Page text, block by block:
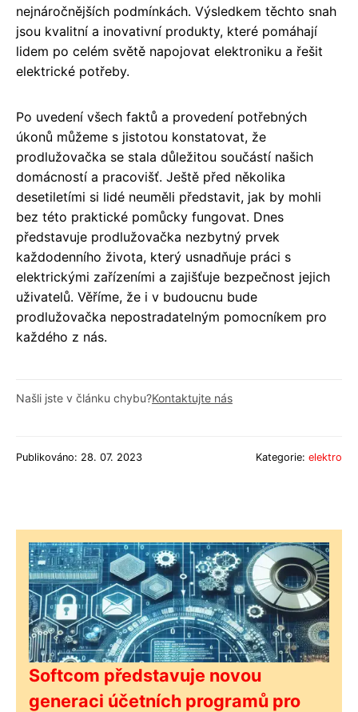
nejnáročnějších podmínkách. Výsledkem těchto snah
jsou kvalitní a inovativní produkty, které pomáhají
lidem po celém světě napojovat elektroniku a řešit
elektrické potřeby.
Po uvedení všech faktů a provedení potřebných
úkonů můžeme s jistotou konstatovat, že
prodlužovačka se stala důležitou součástí našich
domácností a pracovišť. Ještě před několika
desetiletími si lidé neuměli představit, jak by mohli
bez této praktické pomůcky fungovat. Dnes
představuje prodlužovačka nezbytný prvek
každodenního života, který usnadňuje práci s
elektrickými zařízeními a zajišťuje bezpečnost jejich
uživatelů. Věříme, že i v budoucnu bude
prodlužovačka nepostradatelným pomocníkem pro
každého z nás.
Našli jste v článku chybu?Kontaktujte nás
Publikováno: 28. 07. 2023 Kategorie: elektro
Softcom představuje novou
generaci účetních programů pro